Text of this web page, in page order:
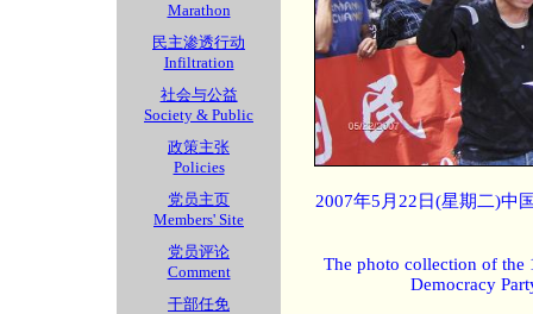
Marathon
民主渗透行动
Infiltration
社会与公益
Society & Public
政策主张
Policies
党员主页
Members' Site
党员评论
Comment
干部任免
2007年5月22日(星期二)中
The photo collection of the
Democracy